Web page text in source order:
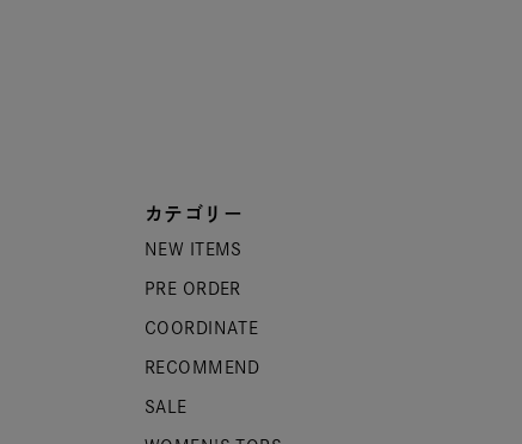
カテゴリー
NEW ITEMS
PRE ORDER
COORDINATE
RECOMMEND
SALE